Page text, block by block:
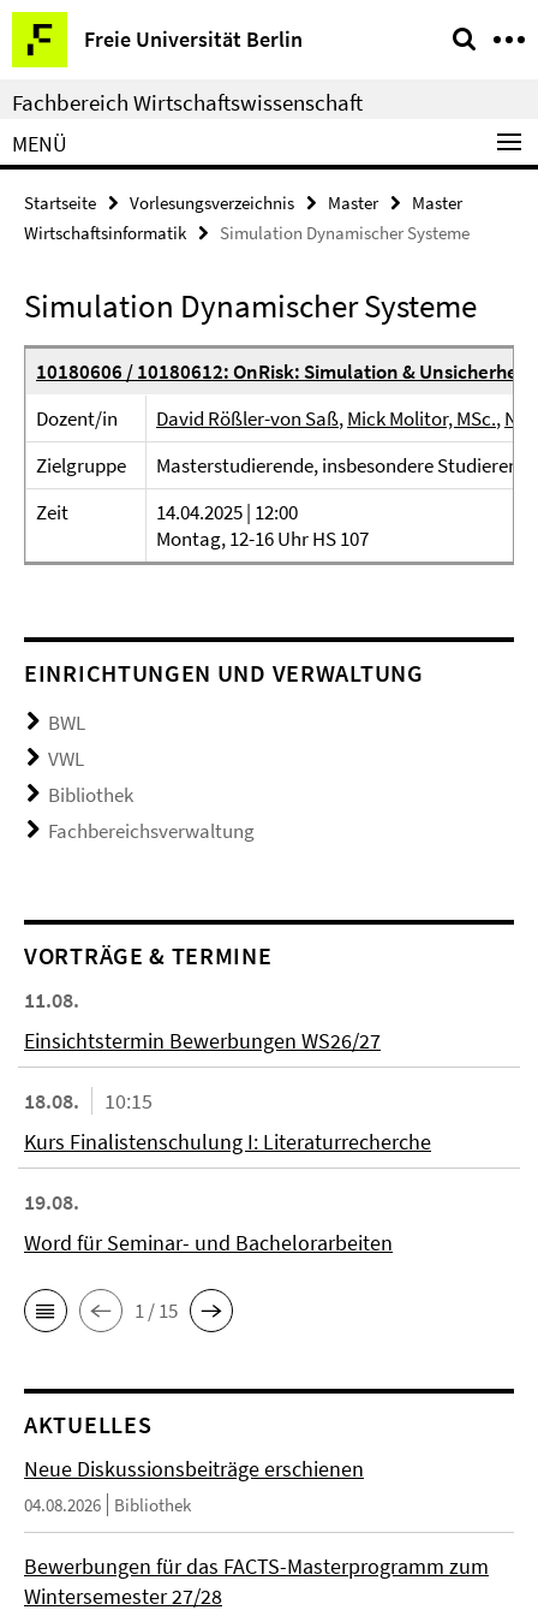
Springe
direkt
zu
Inhalt
Freie Universität Berlin
Service-
Navigation
Fachbereich Wirtschaftswissenschaft
MENÜ
Startseite Vorlesungsverzeichnis Master
Master
Wirtschaftsinformatik
Simulation Dynamischer Systeme
Simulation Dynamischer Systeme
10180606 / 10180612: OnRisk: Simulation & Unsicherheit
Dozent/in
David Rößler-von Saß,Mick Molitor, MSc.,
Zielgruppe
Masterstudierende, insbesondere
Zeit
14.04.2025 | 12:00
Montag, 12-16 Uhr HS 107
EINRICHTUNGEN UND VERWALTUNG
BWL
VWL
Bibliothek
Fachbereichsverwaltung
VORTRÄGE & TERMINE
11.08.
Einsichtstermin Bewerbungen WS26/27
18.08.
10:15
Kurs Finalistenschulung I: Literaturrecherche
19.08.
Word für Seminar- und Bachelorarbeiten
1 / 15
AKTUELLES
Neue Diskussionsbeiträge erschienen
04.08.2026 Bibliothek
Bewerbungen für das FACTS-Masterprogramm zum
Wintersemester 27/28